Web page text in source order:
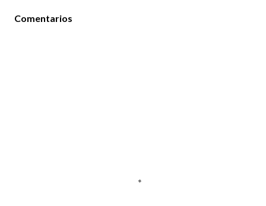
Comentarios